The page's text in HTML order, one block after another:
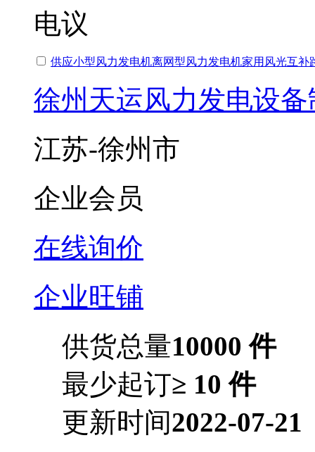
电议
供应小型风力发电机离网型风力发电机家用风光互补
徐州天运风力发电设
江苏-徐州市
企业会员
在线询价
企业旺铺
供货总量10000 件
最少起订≥ 10 件
更新时间2022-07-21